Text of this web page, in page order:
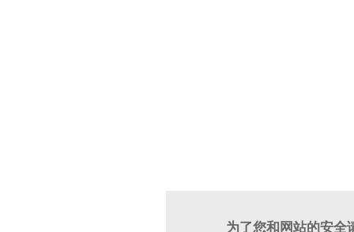
为了您和网站的安全